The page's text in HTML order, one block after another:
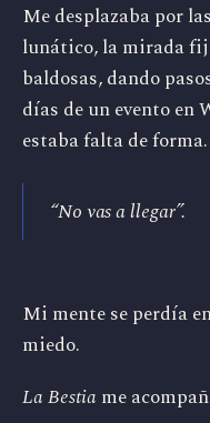
Me desplazaba por
lunático, la mirada
baldosas, dando
días de un evento en
estaba falta de forma.
“No vas a llegar”.
Mi mente se perdía
miedo.
La Bestia me